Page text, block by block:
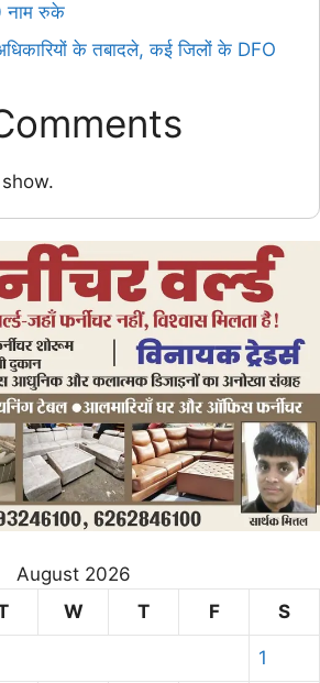
नाम रुके
के तबादले, कई जिलों के DFO
August 2026
W T F S
1